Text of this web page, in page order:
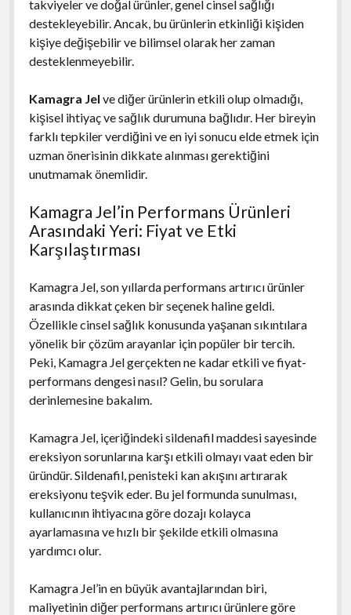
takviyeler ve doğal ürünler, genel cinsel sağlığı
destekleyebilir. Ancak, bu ürünlerin etkinliği kişiden
kişiye değişebilir ve bilimsel olarak her zaman
desteklenmeyebilir.
Kamagra Jel ve diğer ürünlerin etkili olup olmadığı,
kişisel ihtiyaç ve sağlık durumuna bağlıdır. Her bireyin
farklı tepkiler verdiğini ve en iyi sonucu elde etmek için
uzman önerisinin dikkate alınması gerektiğini
unutmamak önemlidir.
Kamagra Jel’in Performans Ürünleri
Arasındaki Yeri: Fiyat ve Etki
Karşılaştırması
Kamagra Jel, son yıllarda performans artırıcı ürünler
arasında dikkat çeken bir seçenek haline geldi.
Özellikle cinsel sağlık konusunda yaşanan sıkıntılara
yönelik bir çözüm arayanlar için popüler bir tercih.
Peki, Kamagra Jel gerçekten ne kadar etkili ve fiyat-
performans dengesi nasıl? Gelin, bu sorulara
derinlemesine bakalım.
Kamagra Jel, içeriğindeki sildenafil maddesi sayesinde
ereksiyon sorunlarına karşı etkili olmayı vaat eden bir
üründür. Sildenafil, penisteki kan akışını artırarak
ereksiyonu teşvik eder. Bu jel formunda sunulması,
kullanıcının ihtiyacına göre dozajı kolayca
ayarlamasına ve hızlı bir şekilde etkili olmasına
yardımcı olur.
Kamagra Jel’in en büyük avantajlarından biri,
maliyetinin diğer performans artırıcı ürünlere göre